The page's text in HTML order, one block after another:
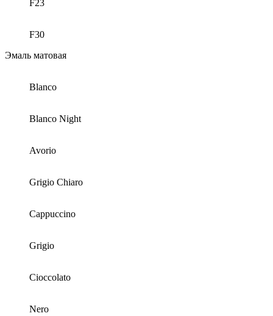
F23
F30
Эмаль матовая
Blanco
Blanco Night
Avorio
Grigio Chiaro
Cappuccino
Grigio
Cioccolato
Nero